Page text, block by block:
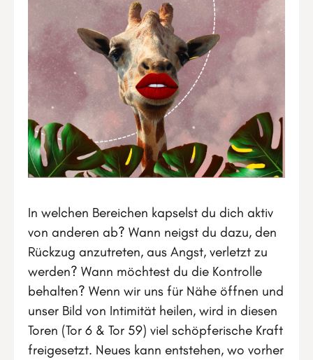
In welchen Bereichen kapselst du dich aktiv
von anderen ab? Wann neigst du dazu, den
Rückzug anzutreten, aus Angst, verletzt zu
werden? Wann möchtest du die Kontrolle
behalten? Wenn wir uns für Nähe öffnen und
unser Bild von Intimität heilen, wird in diesen
Toren (Tor 6 & Tor 59) viel schöpferische Kraft
freigesetzt. Neues kann entstehen, wo vorher